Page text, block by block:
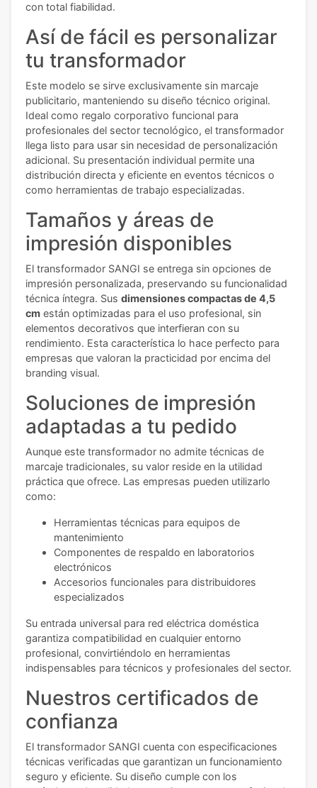
con total fiabilidad.
Así de fácil es personalizar
tu transformador
Este modelo se sirve exclusivamente sin marcaje
publicitario, manteniendo su diseño técnico original.
Ideal como regalo corporativo funcional para
profesionales del sector tecnológico, el transformador
llega listo para usar sin necesidad de personalización
adicional. Su presentación individual permite una
distribución directa y eficiente en eventos técnicos o
como herramientas de trabajo especializadas.
Tamaños y áreas de
impresión disponibles
El transformador SANGI se entrega sin opciones de
impresión personalizada, preservando su funcionalidad
técnica íntegra. Sus dimensiones compactas de 4,5
cm están optimizadas para el uso profesional, sin
elementos decorativos que interfieran con su
rendimiento. Esta característica lo hace perfecto para
empresas que valoran la practicidad por encima del
branding visual.
Soluciones de impresión
adaptadas a tu pedido
Aunque este transformador no admite técnicas de
marcaje tradicionales, su valor reside en la utilidad
práctica que ofrece. Las empresas pueden utilizarlo
como:
Herramientas técnicas para equipos de
mantenimiento
Componentes de respaldo en laboratorios
electrónicos
Accesorios funcionales para distribuidores
especializados
Su entrada universal para red eléctrica doméstica
garantiza compatibilidad en cualquier entorno
profesional, convirtiéndolo en herramientas
indispensables para técnicos y profesionales del sector.
Nuestros certificados de
confianza
El transformador SANGI cuenta con especificaciones
técnicas verificadas que garantizan un funcionamiento
seguro y eficiente. Su diseño cumple con los